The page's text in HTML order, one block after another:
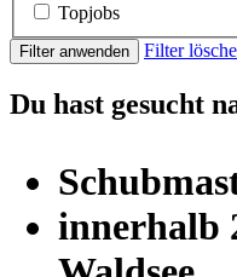
Topjobs
Filter anwenden Filter
Du hast gesucht
innerhalb